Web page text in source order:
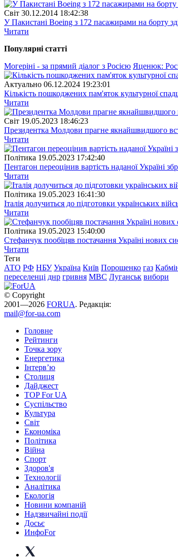
Свiт 30.12.2014 18:42:38
У Пакистані Boeing з 172 пасажирами на борту
Читати
Популярнi статтi
Могеріні - за прямий діалог з Росією Яценюк:
Актуально 06.12.2024 19:23:01
Кількість пошкоджених пам'яток культурної
Читати
Свiт 19.05.2023 18:46:23
Президентка Молдови прагне якнайшвидшого
Читати
Полiтика 19.05.2023 17:42:40
Пентагон переоцінив вартість наданої Україні
Читати
Полiтика 19.05.2023 16:41:30
Італія долучиться до підготовки українських
Читати
Полiтика 19.05.2023 15:40:00
Стефанчук пообіцяв постачання Україні нових
Читати
Теги
АТО РФ НБУ Україна Київ Порошенко газ
переселенці днр гривня МВС Луганськ вибори
© Copyright
2001—2026 FORUA. Редакція:
mail@for-ua.com
Головне
Рейтинги
Точка зору
Енергетика
Інтерв’ю
Столиця
Дайджест
TOP For UA
Суспiльство
Культура
Світ
Економіка
Політика
Війна
Спорт
Здоров'я
Технології
Аналітика
Екологія
Новини компаній
Надзвичайні події
Досьє
ИнфоFor